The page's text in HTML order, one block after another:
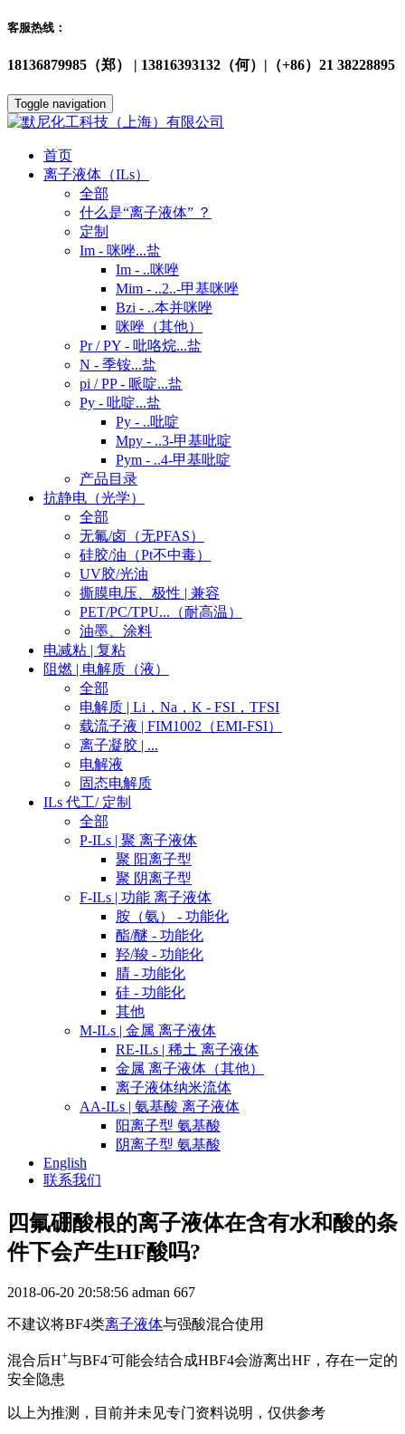
客服热线：
18136879985（郑） | 13816393132（何）|（+86）21 38228895
Toggle navigation
首页
离子液体（ILs）
全部
什么是“离子液体” ？
定制
Im - 咪唑...盐
Im - ..咪唑
Mim - ..2..-甲基咪唑
Bzi - ..本并咪唑
咪唑（其他）
Pr / PY - 吡咯烷...盐
N - 季铵...盐
pi / PP - 哌啶...盐
Py - 吡啶...盐
Py - ..吡啶
Mpy - ..3-甲基吡啶
Pym - ..4-甲基吡啶
产品目录
抗静电（光学）
全部
无氟/卤（无PFAS）
硅胶/油（Pt不中毒）
UV胶/光油
撕膜电压、极性 | 兼容
PET/PC/TPU...（耐高温）
油墨、涂料
电减粘 | 复粘
阻燃 | 电解质（液）
全部
电解质 | Li，Na，K - FSI，TFSI
载流子液 | FIM1002（EMI-FSI）
离子凝胶 | ...
电解液
固态电解质
ILs 代工/ 定制
全部
P-ILs | 聚 离子液体
聚 阳离子型
聚 阴离子型
F-ILs | 功能 离子液体
胺（氨） - 功能化
酯/醚 - 功能化
羟/羧 - 功能化
腈 - 功能化
硅 - 功能化
其他
M-ILs | 金属 离子液体
RE-ILs | 稀土 离子液体
金属 离子液体（其他）
离子液体纳米流体
AA-ILs | 氨基酸 离子液体
阳离子型 氨基酸
阴离子型 氨基酸
English
联系我们
四氟硼酸根的离子液体在含有水和酸的条
件下会产生HF酸吗?
2018-06-20 20:58:56 adman 667
不建议将BF4类离子液体与强酸混合使用
混合后H+与BF4-可能会结合成HBF4会游离出HF，存在一定的
安全隐患
以上为推测，目前并未见专门资料说明，仅供参考